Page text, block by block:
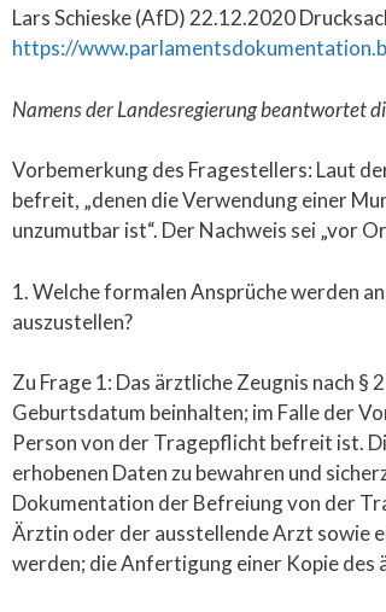
Lars Schieske (AfD) 22.12.2020
https://
Namens der Landesregierung beantwortet
Vorbemerkung des Fragestellers: Laut
befreit, „denen die Verwendung einer
unzumutbar ist“. Der Nachweis sei „vor
1. Welche formalen Ansprüche werden
auszustellen?
Zu Frage 1: Das ärztliche Zeugnis nach §
Geburtsdatum beinhalten; im Falle der
Person von der Tragepflicht befreit ist.
erhobenen Daten zu bewahren und
Dokumentation der Befreiung von der
Ärztin oder der ausstellende Arzt sowie
werden; die Anfertigung einer Kopie des